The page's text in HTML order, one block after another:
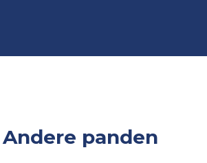
Andere panden